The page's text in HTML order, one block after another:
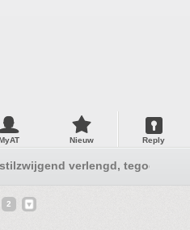
Nieuw Reply
verlengd,
2